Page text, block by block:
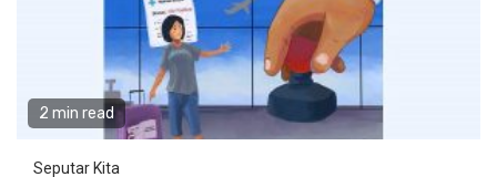
2 min read
Seputar Kita